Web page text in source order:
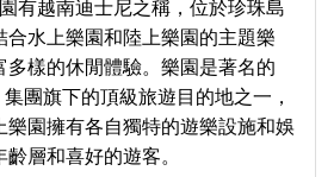
有越南迪士尼之稱，位於珍珠島
合水上樂園和陸上樂園的主題樂
多樣的休閒體驗。樂園是著名的
集團旗下的頂級旅遊目的地之一，
園擁有各自獨特的遊樂設施和娛
層和喜好的遊客。